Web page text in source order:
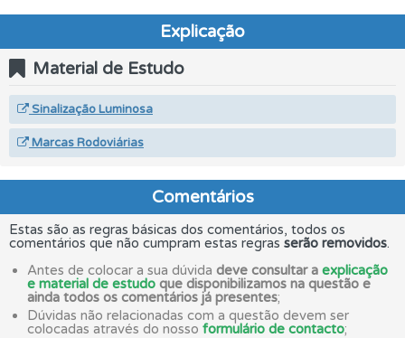
Explicação
Material de Estudo
Sinalização Luminosa
Marcas Rodoviárias
Comentários
Estas são as regras básicas dos comentários, todos os
comentários que não cumpram estas regras serão removidos.
Antes de colocar a sua dúvida deve consultar a explicação
e material de estudo que disponibilizamos na questão e
ainda todos os comentários já presentes;
Dúvidas não relacionadas com a questão devem ser
colocadas através do nosso formulário de contacto;